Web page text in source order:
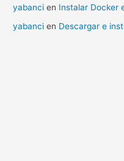
yabanci en Instalar Docker
yabanci en Descargar e